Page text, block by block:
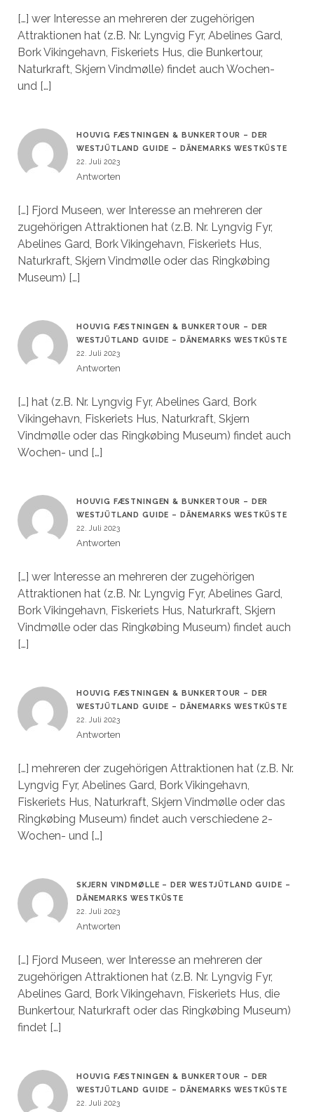
[…] wer Interesse an mehreren der zugehörigen
Attraktionen hat (z.B. Nr. Lyngvig Fyr, Abelines Gard,
Bork Vikingehavn, Fiskeriets Hus, die Bunkertour,
Naturkraft, Skjern Vindmølle) findet auch Wochen-
und […]
HOUVIG FÆSTNINGEN & BUNKERTOUR – DER
WESTJÜTLAND GUIDE – DÄNEMARKS WESTKÜSTE
22. Juli 2023
Antworten
[…] Fjord Museen, wer Interesse an mehreren der
zugehörigen Attraktionen hat (z.B. Nr. Lyngvig Fyr,
Abelines Gard, Bork Vikingehavn, Fiskeriets Hus,
Naturkraft, Skjern Vindmølle oder das Ringkøbing
Museum) […]
HOUVIG FÆSTNINGEN & BUNKERTOUR – DER
WESTJÜTLAND GUIDE – DÄNEMARKS WESTKÜSTE
22. Juli 2023
Antworten
[…] hat (z.B. Nr. Lyngvig Fyr, Abelines Gard, Bork
Vikingehavn, Fiskeriets Hus, Naturkraft, Skjern
Vindmølle oder das Ringkøbing Museum) findet auch
Wochen- und […]
HOUVIG FÆSTNINGEN & BUNKERTOUR – DER
WESTJÜTLAND GUIDE – DÄNEMARKS WESTKÜSTE
22. Juli 2023
Antworten
[…] wer Interesse an mehreren der zugehörigen
Attraktionen hat (z.B. Nr. Lyngvig Fyr, Abelines Gard,
Bork Vikingehavn, Fiskeriets Hus, Naturkraft, Skjern
Vindmølle oder das Ringkøbing Museum) findet auch
[…]
HOUVIG FÆSTNINGEN & BUNKERTOUR – DER
WESTJÜTLAND GUIDE – DÄNEMARKS WESTKÜSTE
22. Juli 2023
Antworten
[…] mehreren der zugehörigen Attraktionen hat (z.B. Nr.
Lyngvig Fyr, Abelines Gard, Bork Vikingehavn,
Fiskeriets Hus, Naturkraft, Skjern Vindmølle oder das
Ringkøbing Museum) findet auch verschiedene 2-
Wochen- und […]
SKJERN VINDMØLLE – DER WESTJÜTLAND GUIDE –
DÄNEMARKS WESTKÜSTE
22. Juli 2023
Antworten
[…] Fjord Museen, wer Interesse an mehreren der
zugehörigen Attraktionen hat (z.B. Nr. Lyngvig Fyr,
Abelines Gard, Bork Vikingehavn, Fiskeriets Hus, die
Bunkertour, Naturkraft oder das Ringkøbing Museum)
findet […]
HOUVIG FÆSTNINGEN & BUNKERTOUR – DER
WESTJÜTLAND GUIDE – DÄNEMARKS WESTKÜSTE
22. Juli 2023